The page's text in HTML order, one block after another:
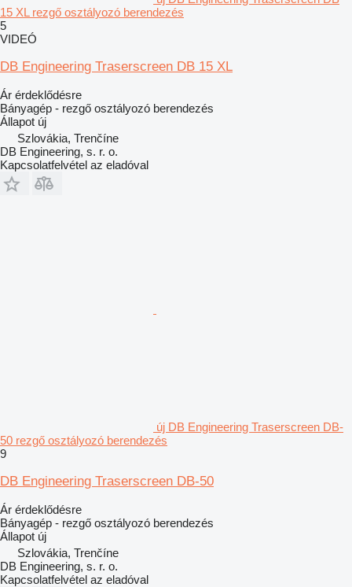
15 XL rezgő osztályozó berendezés
5
VIDEÓ
DB Engineering Traserscreen DB 15 XL
Ár érdeklődésre
Bányagép - rezgő osztályozó berendezés
Állapot új
Szlovákia, Trenčíne
DB Engineering, s. r. o.
Kapcsolatfelvétel az eladóval
új DB Engineering Traserscreen DB-
50 rezgő osztályozó berendezés
9
DB Engineering Traserscreen DB-50
Ár érdeklődésre
Bányagép - rezgő osztályozó berendezés
Állapot új
Szlovákia, Trenčíne
DB Engineering, s. r. o.
Kapcsolatfelvétel az eladóval